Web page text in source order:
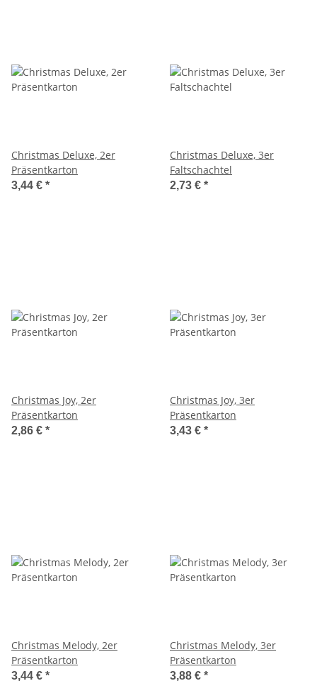
Christmas Deluxe, 2er
Präsentkarton
3,44 € *
Christmas Deluxe, 3er
Faltschachtel
2,73 € *
Christmas Joy, 2er
Präsentkarton
2,86 € *
Christmas Joy, 3er
Präsentkarton
3,43 € *
Christmas Melody, 2er
Präsentkarton
3,44 € *
Christmas Melody, 3er
Präsentkarton
3,88 € *